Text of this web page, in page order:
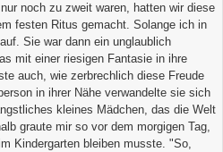
noch zu zweit waren, hatten wir diese
festen Ritus gemacht. Solange ich in
Sie war dann ein unglaublich
mit einer riesigen Fantasie in ihre
auch, wie zerbrechlich diese Freude
in ihrer Nähe verwandelte sie sich
kleines Mädchen, das die Welt
graute mir so vor dem morgigen Tag,
Kindergarten bleiben musste. "So,